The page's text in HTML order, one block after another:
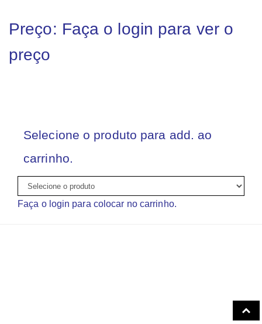
Preço: Faça o login para ver o
preço
Selecione o produto para add. ao
carrinho.
Faça o login para colocar no carrinho.